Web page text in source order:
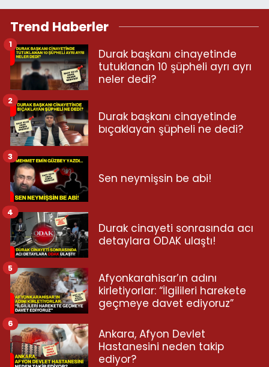
Trend Haberler
Durak başkanı cinayetinde
tutuklanan 10 şüpheli ayrı ayrı
neler dedi?
1
Durak başkanı cinayetinde
bıçaklayan şüpheli ne dedi?
2
Sen neymişsin be abi!
3
Durak cinayeti sonrasında acı
detaylara ODAK ulaştı!
4
Afyonkarahisar’ın adını
kirletiyorlar: “İlgilileri harekete
geçmeye davet ediyoruz”
5
Ankara, Afyon Devlet
Hastanesini neden takip
ediyor?
6